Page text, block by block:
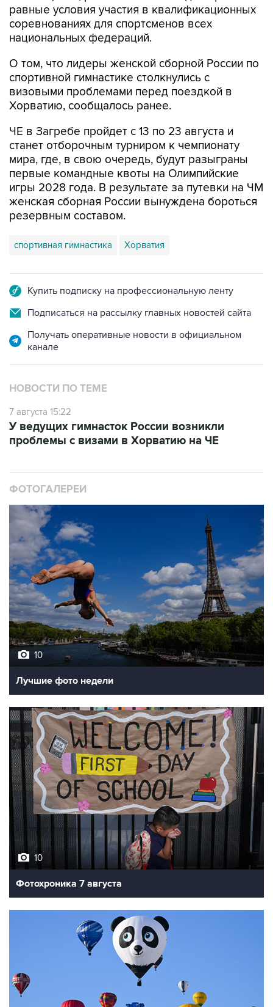
равные условия участия в квалификационных
соревнованиях для спортсменов всех
национальных федераций.
О том, что лидеры женской сборной России по
спортивной гимнастике столкнулись с
визовыми проблемами перед поездкой в
Хорватию, сообщалось ранее.
ЧЕ в Загребе пройдет с 13 по 23 августа и
станет отборочным турниром к чемпионату
мира, где, в свою очередь, будут разыграны
первые командные квоты на Олимпийские
игры 2028 года. В результате за путевки на ЧМ
женская сборная России вынуждена бороться
резервным составом.
спортивная гимнастика Хорватия
Купить подписку на профессиональную ленту
Подписаться на рассылку главных новостей сайта
Получать оперативные новости в официальном
канале
НОВОСТИ ПО ТЕМЕ
7 августа 15:22
У ведущих гимнасток России возникли
проблемы с визами в Хорватию на ЧЕ
ФОТОГАЛЕРЕИ
10
Лучшие фото недели
10
Фотохроника 7 августа